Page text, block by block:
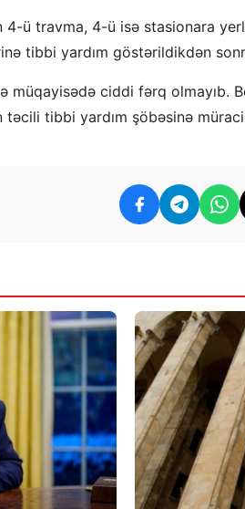
4-ü travma, 4-ü isə stasionara
tibbi yardım göstərildikdən
müqayisədə ciddi fərq olmayıb.
tibbi yardım şöbəsinə